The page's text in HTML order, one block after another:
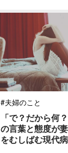
#夫婦のこと
「で？だから何
の言葉と態度が
をむしばむ現代病